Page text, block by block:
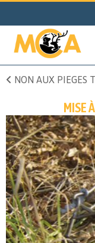
NON AUX PIEGES
MISE